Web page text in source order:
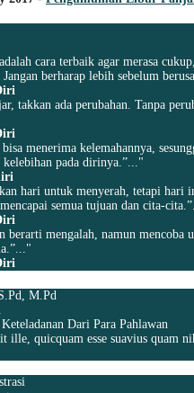
cara terbaik agar merasa
berharap lebih sebelum
takkan ada perubahan. Tanpa
menerima kelemahannya,
kelebihan pada dirinya.”..."
hari untuk menyerah, tetapi hari
semua tujuan dan cita-
berarti mengalah, namun mencoba
M.Pd
Dari Para Pahlawan
ille, quicquam esse suavius quam